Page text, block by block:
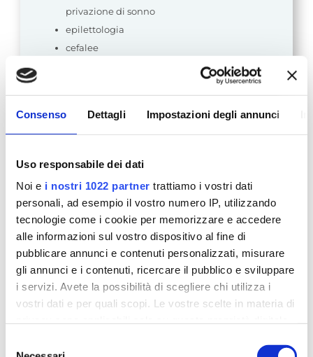
Consenso Dettagli Impostazioni degli annunci
Uso responsabile dei dati
Noi e i nostri 1022 partner trattiamo i vostri dati
personali, ad esempio il vostro numero IP, utilizzando
tecnologie come i cookie per memorizzare e accedere
alle informazioni sul vostro dispositivo al fine di
pubblicare annunci e contenuti personalizzati, misurare
gli annunci e i contenuti, ricercare il pubblico e sviluppare
i servizi. Avete la possibilità di scegliere chi utilizza i
vostri dati e per quali scopi. Le vostre scelte in materia di
modificare o revocare il proprio consenso in qualsiasi
privazione di sonno
epilettologia
cefalee
Psicoterapia cognitivo comportamentale
disfunzioni sessuali
disturbi da dipendenze da alcol, droghe,
disturbi del sonno
disturbi di personalità
disturbo bipolare e schizofrenia
disturbo ossessivo compulsivo
terapia di coppia
EMDR